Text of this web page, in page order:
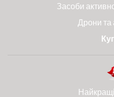
Засоби
Дрони та